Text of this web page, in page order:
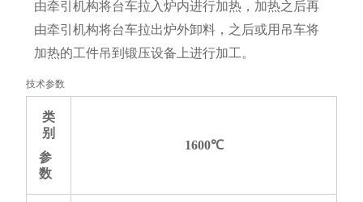
由牵引机构将台车拉入炉内进行加热，加热之后再
由牵引机构将台车拉出炉外卸料，之后或用吊车将
加热的工件吊到锻压设备上进行加工。
技术参数
类
别
参
数
1600℃